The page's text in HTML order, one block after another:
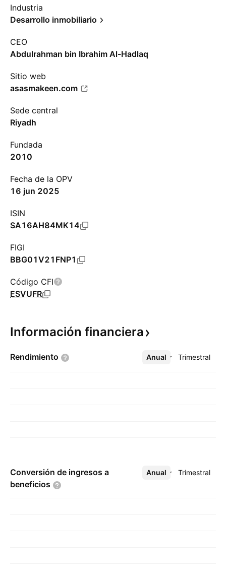
Industria
Desarrollo inmobiliario
CEO
Abdulrahman bin Ibrahim Al-Hadlaq
Sitio web
asasmakeen.com
Sede central
Riyadh
Fundada
2010
Fecha de la OPV
16 jun 2025
ISIN
SA16AH84MK14
FIGI
BBG01V21FNP1
Código CFI
ESVUFR
Información financiera
Rendimiento Anual Trimestral
Más
Conversión de ingresos a
beneficios
Anual Trimestral
Más